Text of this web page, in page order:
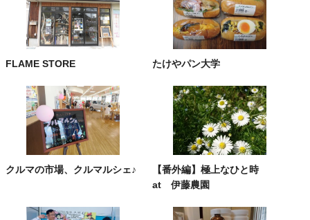
FLAME STORE たけやパン大学
クルマの市場、クルマルシェ♪
【番外編】極上なひと時
at 伊藤農園